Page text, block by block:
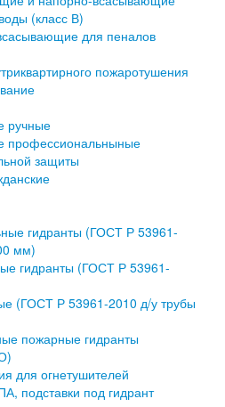
(класс В)
для пеналов
пожаротушения
ручные
профессиональныные
защиты
гидранты (ГОСТ Р 53961-
мм)
гидранты (ГОСТ Р 53961-
(ГОСТ Р 53961-2010 д/у трубы
пожарные гидранты
для огнетушителей
подставки под гидрант